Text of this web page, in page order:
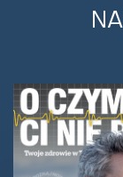
polskich
Polscy
testowania